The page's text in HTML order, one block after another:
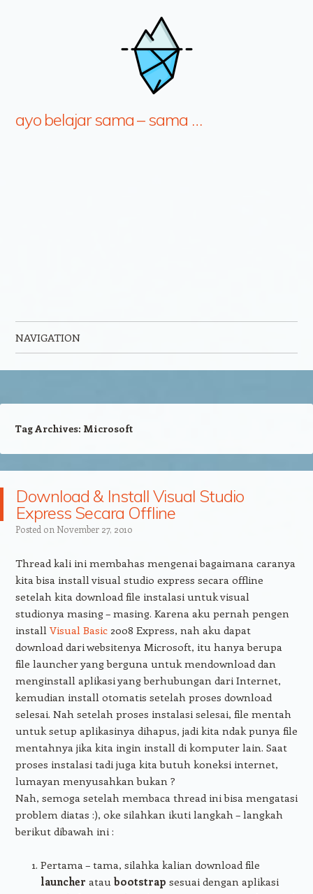
ayo belajar sama – sama …
NAVIGATION
Tag Archives: Microsoft
Download & Install Visual Studio
Express Secara Offline
Posted on November 27, 2010
Thread kali ini membahas mengenai bagaimana caranya
kita bisa install visual studio express secara offline
setelah kita download file instalasi untuk visual
studionya masing – masing. Karena aku pernah pengen
install Visual Basic2008 Express, nah aku dapat
download dari websitenya Microsoft, itu hanya berupa
file launcher yang berguna untuk mendownload dan
menginstall aplikasi yang berhubungan dari Internet,
kemudian install otomatis setelah proses download
selesai. Nah setelah proses instalasi selesai, file mentah
untuk setup aplikasinya dihapus, jadi kita ndak punya file
mentahnya jika kita ingin install di komputer lain. Saat
proses instalasi tadi juga kita butuh koneksi internet,
lumayan menyusahkan bukan ?
Nah, semoga setelah membaca thread ini bisa mengatasi
problem diatas :), oke silahkan ikuti langkah – langkah
berikut dibawah ini :
Pertama – tama, silahka kalian download file
launcher atau bootstrap sesuai dengan aplikasi